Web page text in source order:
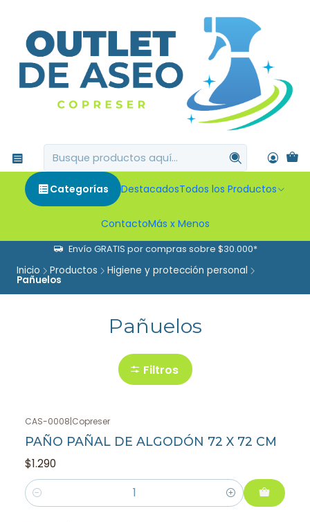
Categorías DestacadosTodos los Productos
ContactoMás x Menos
Envío GRATIS por compras sobre $30.000*
Inicio Productos Higiene y protección personal
Pañuelos
Pañuelos
Filtros
CAS-0008|Copreser
PAÑO PAÑAL DE ALGODÓN 72 X 72 CM
$1.290
Cantidad